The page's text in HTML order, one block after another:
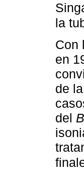
la
Con
en
de
del